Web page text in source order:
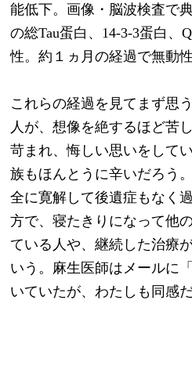
能低下。画像・脳波検査で
の総Tau蛋白、14-3-3蛋白、
性。約１ヵ月の経過で無動
これらの経過を見てまず思
人が、想像を絶するほど苦
苛まれ、悔しい思いをして
族もほんとうに辛いだろう
全に寛解して後遺症もなく
方で、寝たきりになって他
ている人や、継続した治療
いう。麻生医師はメールに
いていたが、わたしも同感だ